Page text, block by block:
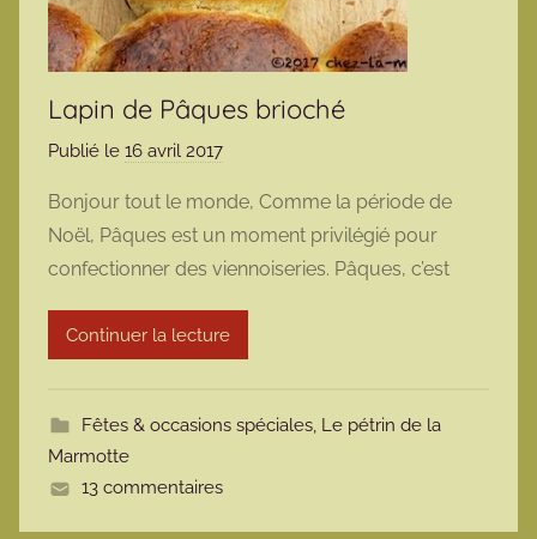
Lapin de Pâques brioché
Publié le 16 avril 2017
r
m
a
r
m
t
Bonjour tout le monde, Comme la période de
Noël, Pâques est un moment privilégié pour
confectionner des viennoiseries. Pâques, c’est
Continuer la lecture
Fêtes & occasions spéciales, Le pétrin de la
Marmotte
13 commentaires